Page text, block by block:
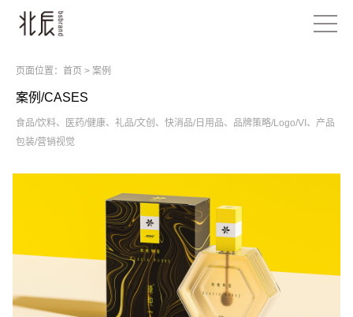
页面位置： 首页 > 案例
案例/CASES
食品/饮料、 医药/健康、 礼品/文创 、 快消品/日用品、 品牌策略/Logo/VI 、 产品
包装/营销视觉